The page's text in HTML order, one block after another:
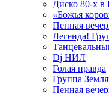
Диско 80-х
«Божья
Пенная
Легенда!
Dj НИЛ
Голая правда
Группа
Пенная